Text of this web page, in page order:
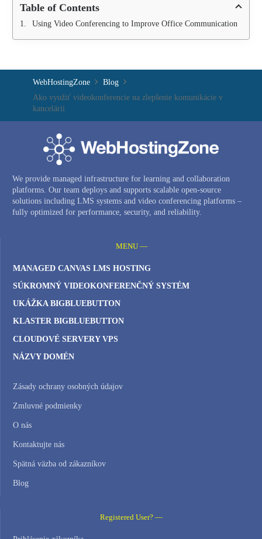
Table of Contents
Using Video Conferencing to Improve Office Communication
WebHostingZone
Blog
Ako využiť videokonferencie na zlepšenie komunikácie v
kancelárii
We provide managed infrastructure for learning and collaboration
platforms. Our team deploys and supports scalable open-source
solutions including LMS systems and video conferencing platforms –
fully optimized for performance, security, and reliability.
MENU —
MANAGED CANVAS LMS HOSTING
SÚKROMNÝ VIDEOKONFERENČNÝ SYSTÉM
UKÁŽKA BIGBLUEBUTTON
KLASTER BIGBLUEBUTTON
CLOUDOVÉ SERVERY VPS
NÁZVY DOMÉN
Zásady ochrany osobných údajov
Zmluvné podmienky
O nás
Kontaktujte nás
Spätná väzba od zákazníkov
Blog
Registered User? —